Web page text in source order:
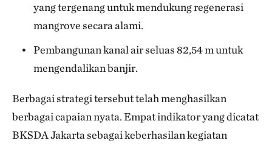
yang tergenang untuk mendukung regenerasi
mangrove secara alami.
Pembangunan kanal air seluas 82,54 m untuk
mengendalikan banjir.
Berbagai strategi tersebut telah menghasilkan
berbagai capaian nyata. Empat indikator yang dicatat
BKSDA Jakarta sebagai keberhasilan kegiatan